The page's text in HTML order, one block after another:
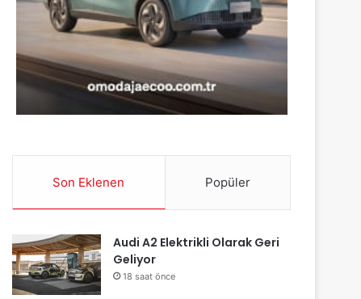
Son Eklenen Popüler
Audi A2 Elektrikli Olarak Geri
Geliyor
18 saat önce